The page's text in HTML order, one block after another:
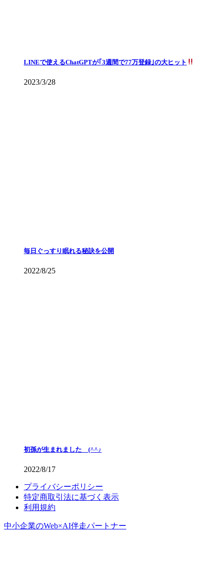
LINEで使えるChatGPTが｢3週間で77万登録｣の大ヒット
2023/3/28
毎日ぐっすり眠れる秘訣を公開
2022/8/25
初孫が生まれました (^^♪
2022/8/17
プライバシーポリシー
特定商取引法に基づく表示
利用規約
中小企業のWeb×AI伴走パートナー